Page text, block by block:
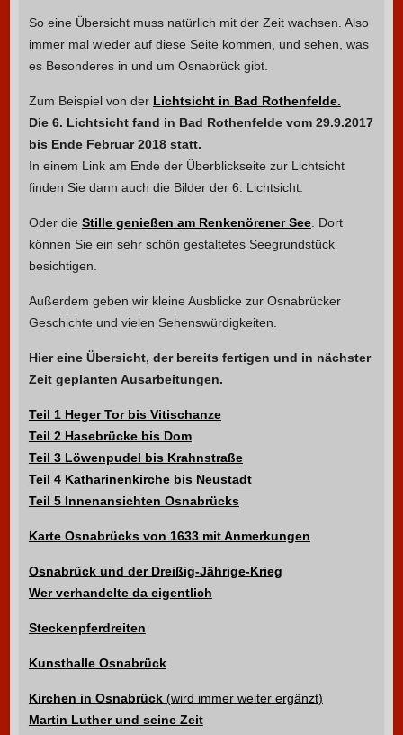
So eine Übersicht muss natürlich mit der Zeit wachsen. Also
immer mal wieder auf diese Seite kommen, und sehen, was
es Besonderes in und um Osnabrück gibt.
Zum Beispiel von der Lichtsicht in Bad Rothenfelde.
Die 6. Lichtsicht fand in Bad Rothenfelde vom 29.9.2017
bis Ende Februar 2018 statt.
In einem Link am Ende der Überblickseite zur Lichtsicht
finden Sie dann auch die Bilder der 6. Lichtsicht.
Oder die Stille genießen am Renkenörener See. Dort
können Sie ein sehr schön gestaltetes Seegrundstück
besichtigen.
Außerdem geben wir kleine Ausblicke zur Osnabrücker
Geschichte und vielen Sehenswürdigkeiten.
Hier eine Übersicht, der bereits fertigen und in nächster
Zeit geplanten Ausarbeitungen.
Teil 1 Heger Tor bis Vitischanze
Teil 2 Hasebrücke bis Dom
Teil 3 Löwenpudel bis Krahnstraße
Teil 4 Katharinenkirche bis Neustadt
Teil 5 Innenansichten Osnabrücks
Karte Osnabrücks von 1633 mit Anmerkungen
Osnabrück und der Dreißig-Jährige-Krieg
Wer verhandelte da eigentlich
Steckenpferdreiten
Kunsthalle Osnabrück
Kirchen in Osnabrück (wird immer weiter ergänzt)
Martin Luther und seine Zeit